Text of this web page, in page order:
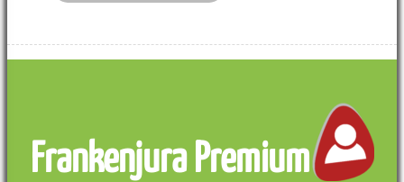
Frankenjura Premium